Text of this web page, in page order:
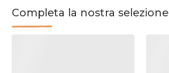
Completa la nostra selezione